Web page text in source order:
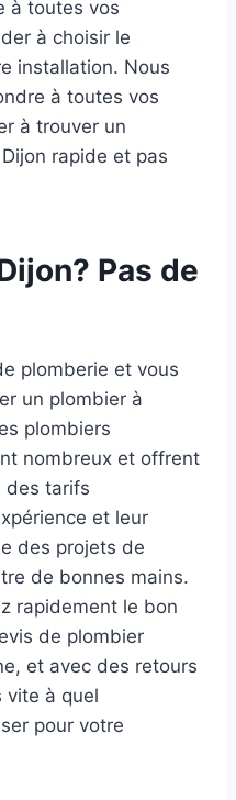
à toutes vos
à choisir le
installation. Nous
à toutes vos
à trouver un
rapide et pas
Pas de
plomberie et vous
un plombier à
plombiers
nombreux et offrent
des tarifs
et leur
des projets de
de bonnes mains.
rapidement le bon
de plombier
et avec des retours
vite à quel
pour votre